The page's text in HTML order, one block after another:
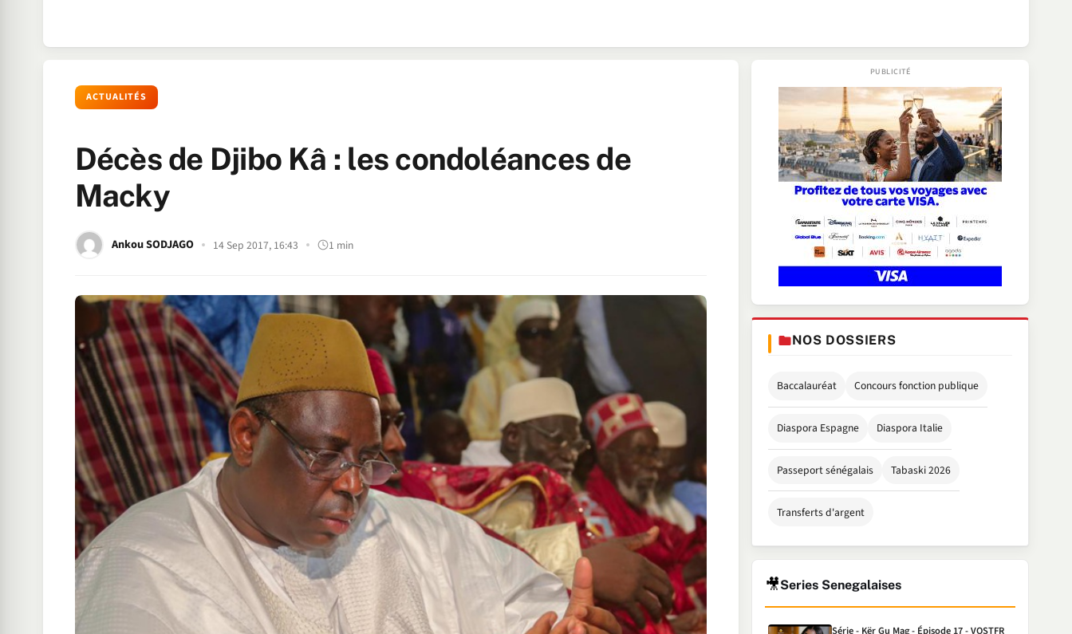
ACTUALITÉS
Décès de Djibo Kâ : les condoléances de
Macky
Ankou SODJAGO 14 Sep 2017, 16:43 1 min
NOS DOSSIERS
Baccalauréat Concours fonction publique
Diaspora Espagne Diaspora Italie
Passeport sénégalais Tabaski 2026
Transferts d'argent
🎥Series Senegalaises
Série - Kër Gu Mag - Épisode 17 - VOSTFR